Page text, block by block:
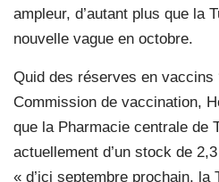
ampleur, d’autant plus que la
nouvelle vague en octobre.
Quid des réserves en vaccins
Commission de vaccination,
que la Pharmacie centrale de
actuellement d’un stock de
« d’ici septembre prochain, la